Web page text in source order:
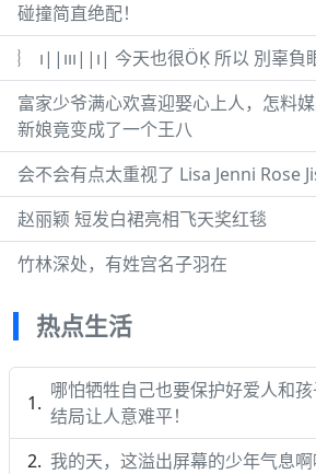
碰撞简直绝配！
︴ ı||ııı||ı| 今天也很ÖḲ 所以 別辜負
富家少爷满心欢喜迎娶心上人，怎料
新娘竟变成了一个王八
会不会有点太重视了 Lisa Jenni Rose
赵丽颖 短发白裙亮相飞天奖红毯
竹林深处，有姓宫名子羽在
热点生活
哪怕牺牲自己也要保护好爱人和
结局让人意难平！
我的天，这溢出屏幕的少年气息啊